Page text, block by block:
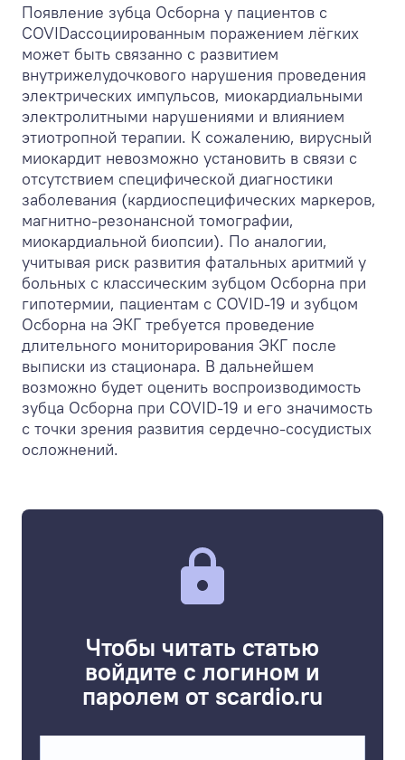
Появление зубца Осборна у пациентов с
COVIDассоциированным поражением лёгких
может быть связанно с развитием
внутрижелудочкового нарушения проведения
электрических импульсов, миокардиальными
электролитными нарушениями и влиянием
этиотропной терапии. К сожалению, вирусный
миокардит невозможно установить в связи с
отсутствием специфической диагностики
заболевания (кардиоспецифических маркеров,
магнитно-резонансной томографии,
миокардиальной биопсии). По аналогии,
учитывая риск развития фатальных аритмий у
больных с классическим зубцом Осборна при
гипотермии, пациентам с COVID-19 и зубцом
Осборна на ЭКГ требуется проведение
длительного мониторирования ЭКГ после
выписки из стационара. В дальнейшем
возможно будет оценить воспроизводимость
зубца Осборна при COVID-19 и его значимость
с точки зрения развития сердечно-сосудистых
осложнений.
Чтобы читать статью
войдите с логином и
паролем от scardio.ru